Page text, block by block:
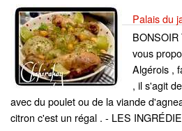
Palais du
vous
Algérois ,
, il s'agit
avec du poulet ou de la viande
citron c'est un régal . - LES